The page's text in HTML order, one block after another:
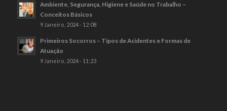
Ambiente, Segurança, Higiene e Saúde no Trabalho –
Conceitos Básicos
9 Janeiro, 2024 - 12:08
Primeiros Socorros – Tipos de Acidentes e Formas de
Atuação
9 Janeiro, 2024 - 11:23